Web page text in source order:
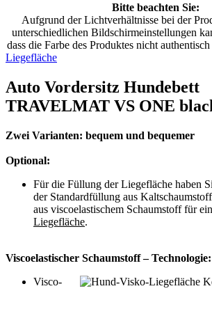
Bitte beachten Sie:
Aufgrund der Lichtverhältnisse bei der
unterschiedlichen Bildschirmeinstellungen
dass die Farbe des Produktes nicht
Liegefläche
Auto Vordersitz Hundebett
TRAVELMAT VS ONE
Zwei Varianten: bequem und bequemer
Optional:
Für die Füllung der Liegefläche haben
der Standardfüllung aus
aus viscoelastischem Schaumstoff für
Liegefläche.
Viscoelastischer Schaumstoff – Technologie:
Visco-